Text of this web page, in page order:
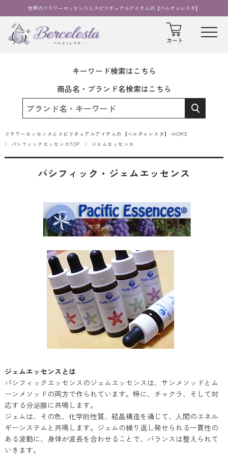
世界のフラワーエッセンスとスピリチュアルアイテムの【ベルチェレスタ】
キーワード検索はこちら
商品名・ブランド名検索はこちら
フラワーエッセンスとスピリチュアルアイテムの【ベルチェレスタ】-HOME
パシフィックエッセンスTOP
ジェムエッセンス
パシフィック・ジェムエッセンス
ジェムエッセンスとは
パシフィックエッセンスのジェムエッセンスは、サンメソッドとム
ーンメソッドの両方で作られています。特に、チャクラ、そして対
応する分泌腺に共鳴します。
ジェムは、その色、化学的性質、結晶構造を通じて、人間のエネル
ギーシステムと共鳴します。ジェムの繰り返し発せられる一貫性の
ある波動に、身体が波長を合わせることで、バランスは整えられて
いきます。